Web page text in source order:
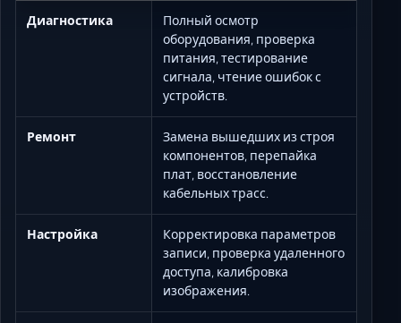
Диагностика
Полный осмотр
оборудования, проверка
питания, тестирование
сигнала, чтение ошибок с
устройств.
Ремонт
Замена вышедших из строя
компонентов, перепайка
плат, восстановление
кабельных трасс.
Настройка
Корректировка параметров
записи, проверка удаленного
доступа, калибровка
изображения.